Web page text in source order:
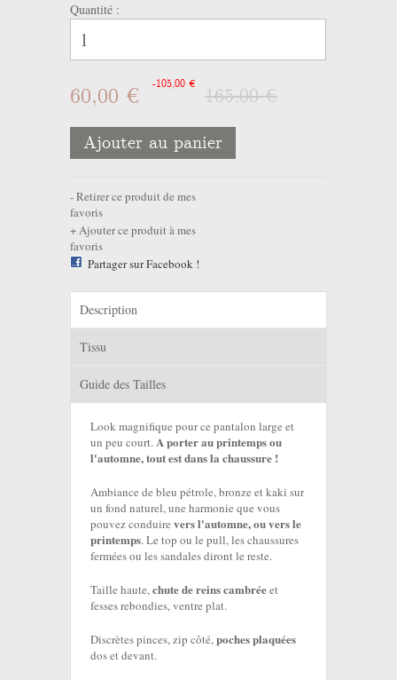
Quantité :
60,00 € -105,00 €
165,00 €
Ajouter au panier
Retirer ce produit de mes
favoris
Ajouter ce produit à mes
favoris
Partager sur Facebook !
Description
Tissu
Guide des Tailles
Look magnifique pour ce pantalon large et
un peu court.A porter au printemps ou
l'automne, tout est dans la chaussure !
Ambiance de bleu pétrole, bronze et kaki sur
un fond naturel, une harmonie que vous
pouvez conduire vers l'automne, ou vers le
printemps. Le top ou le pull, les chaussures
fermées ou les sandales diront le reste.
Taille haute,chute de reins cambréeet
fesses rebondies, ventre plat.
Discrètes pinces, zip côté,poches plaquées
dos et devant.